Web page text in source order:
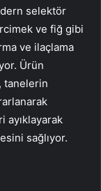
selektör
ve fiğ gibi
ve ilaçlama
Ürün
tanelerin
ayıklayarak
sağlıyor.